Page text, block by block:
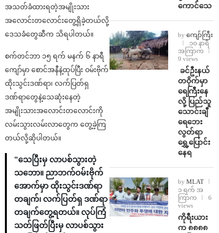
အသတ်ခံထားရတဲ့အမျိုးသား
အလောင်းတလောင်းတွေ့ရှိခဲ့တယ်လို့
ဒေသခံတွေဆီက သိရပါတယ်။
စက်တင်ဘာ ၁၅ ရက် မနက် ၆ နာရီ
ကျော်မှာ စောင်အနီနဲ့ထုပ်ပြီး ဝမ်းဗိုက်
ထိုးသွင်းဒဏ်ရာ၊ လက်ပြတ်ရှ
ဒဏ်ရာတွေနဲ့သေဆုံးနေတဲ့
အမျိုးသားအလောင်းတလောင်းကို
လမ်းသွားလမ်းလာတွေက တွေ့ခဲ့ကြ
တယ်လို့ဆိုပါတယ်။
“သေပြီးမှ လာပစ်သွားတဲ့
သဘော။ ညာဘက်ဝမ်းဗိုက်
အောက်မှာ ထိုးသွင်းဒဏ်ရာ
တချက်၊ လက်ပြတ်ရှ ဒဏ်ရာ
တချက်တွေ့ရတယ်။ လုပ်ကြံ
သတ်ဖြတ်ပြီးမှ လာပစ်သွား
ကောင်သေ
by ကျော်ကြီး
၁၀ နာရီ
အကြာက
9 views
⁩ ⁨ခင်ဦးနယ်
တဝိုက်မှာ
ရေကြီးနေ
လို့ ပြည်သူ
သောင်းချီ
ရေဘေး
လွတ်ရာ
ရွှေ့ပြောင်း
နေရ
by MLAT
၁ ရက် အ
ကြာက
6
views
ကိုရီးယား
က ၈၈၈၈